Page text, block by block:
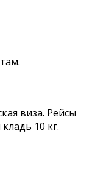
виза. Рейсы
10 кг.